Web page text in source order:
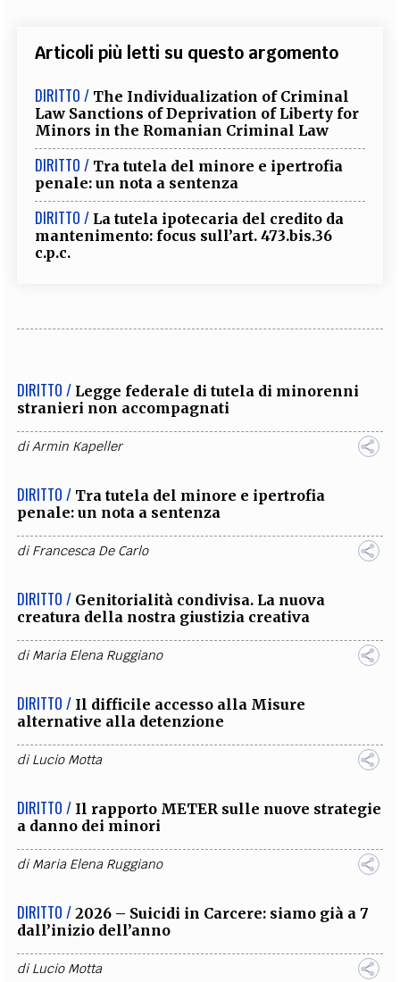
Articoli più letti su questo argomento
DIRITTO / The Individualization of Criminal
Law Sanctions of Deprivation of Liberty for
Minors in the Romanian Criminal Law
DIRITTO / Tra tutela del minore e ipertrofia
penale: un nota a sentenza
DIRITTO / La tutela ipotecaria del credito da
mantenimento: focus sull’art. 473.bis.36
c.p.c.
DIRITTO / Legge federale di tutela di minorenni
stranieri non accompagnati
diArmin Kapeller
DIRITTO / Tra tutela del minore e ipertrofia
penale: un nota a sentenza
diFrancesca De Carlo
DIRITTO / Genitorialità condivisa. La nuova
creatura della nostra giustizia creativa
diMaria Elena Ruggiano
DIRITTO / Il difficile accesso alla Misure
alternative alla detenzione
diLucio Motta
DIRITTO / Il rapporto METER sulle nuove strategie
a danno dei minori
diMaria Elena Ruggiano
DIRITTO / 2026 – Suicidi in Carcere: siamo già a 7
dall’inizio dell’anno
diLucio Motta